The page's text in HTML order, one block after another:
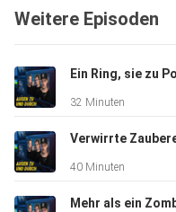
Weitere Episoden
Ein Ring, sie zu
32 Minuten
Verwirrte
40 Minuten
Mehr als ein